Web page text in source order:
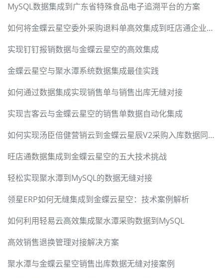
MySQL数据集成到广东省特殊食品电子追溯平台的方案
如何将金蝶云星空委外采购退料单高效集成到旺店通企业奇门
实现钉钉报销数据与金蝶云星空的高效集成
金蝶云星空与聚水潭系统数据集成最佳实践
如何通过数据集成实现销售单与销售出库无缝对接
实现吉客云与金蝶云星空的销售单数据自动化集成
如何实现汤臣倍健营销云到金蝶云星辰V2采购入库数据同步
旺店通数据集成到金蝶云星空的五大技术挑战
轻松实现聚水潭到MySQL的数据无缝对接
领星ERP如何无缝集成到金蝶云星空：技术案例解析
如何利用轻易云高效集成聚水潭采购数据到MySQL
高效销售退换管理对接解决方案
聚水潭与金蝶云星空销售出库数据无缝对接案例